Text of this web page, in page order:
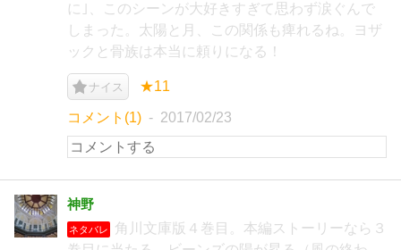
に｣、このシーンが大好きすぎて思わず涙ぐんで
しまった。太陽と月、この関係も痺れるね。ヨザ
ックと骨族は本当に頼りになる！
ナイス ★11
コメント(1) 2017/02/23
神野
ネタバレ
角川文庫版４巻目。本編ストーリーなら３